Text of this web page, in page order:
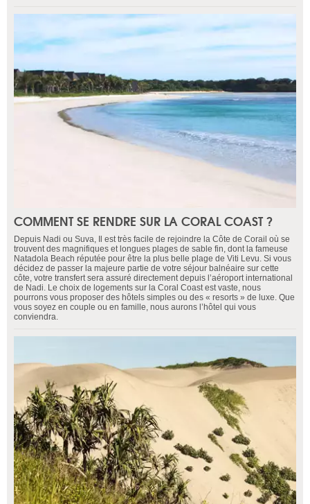
COMMENT SE RENDRE SUR LA CORAL COAST ?
Depuis Nadi ou Suva, Il est très facile de rejoindre la Côte de Corail où se
trouvent des magnifiques et longues plages de sable fin, dont la fameuse
Natadola Beach réputée pour être la plus belle plage de Viti Levu. Si vous
décidez de passer la majeure partie de votre séjour balnéaire sur cette
côte, votre transfert sera assuré directement depuis l’aéroport international
de Nadi. Le choix de logements sur la Coral Coast est vaste, nous
pourrons vous proposer des hôtels simples ou des « resorts » de luxe. Que
vous soyez en couple ou en famille, nous aurons l’hôtel qui vous
conviendra.